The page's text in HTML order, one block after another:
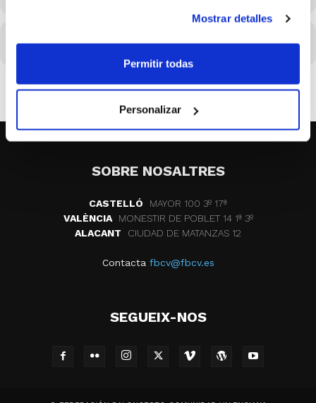
Mostrar detalles
Permitir todas
Personalizar
CALENDARI CALENDARI GOOGLE
SOBRE NOSALTRES
CASTELLÓ
MAYOR 100 3º 17ª
VALÈNCIA
MONESTIR DE POBLET 14 1ª 3º
ALACANT
CIUDAD DE MATANZAS 12
Contacta fbcv@fbcv.es
SEGUEIX-NOS